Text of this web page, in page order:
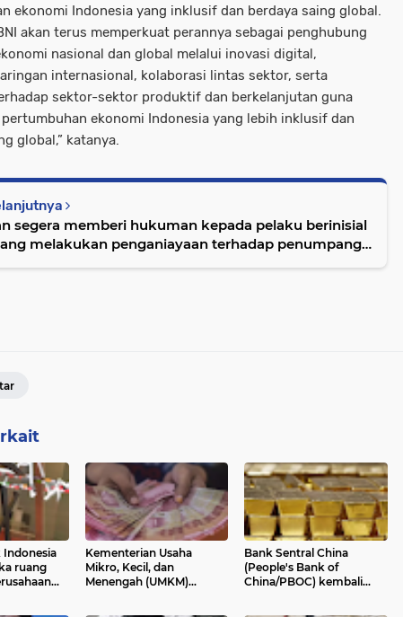
ekonomi Indonesia yang inklusif dan berdaya saing global.
akan terus memperkuat perannya sebagai penghubung
nasional dan global melalui inovasi digital,
internasional, kolaborasi lintas sektor, serta
sektor-sektor produktif dan berkelanjutan guna
ekonomi Indonesia yang lebih inklusif dan
global,” katanya.
segera memberi hukuman kepada pelaku berinisial
melakukan penganiayaan terhadap penumpang
Indonesia
ruang
Kementerian Usaha
Mikro, Kecil, dan
Menengah (UMKM)
Bank Sentral China
(People's Bank of
China/PBOC) kembali